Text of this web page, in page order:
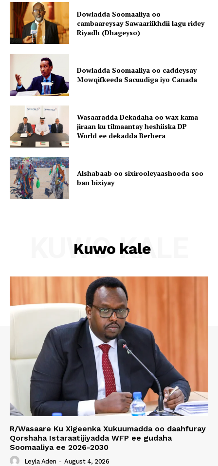
Dowladda Soomaaliya oo
cambaareysay Sawaariikhdii lagu ridey
Riyadh (Dhageyso)
Dowladda Soomaaliya oo caddeysay
Mowqifkeeda Sacuudiga iyo Canada
Wasaaradda Dekadaha oo wax kama
jiraan ku tilmaantay heshiiska DP
World ee dekadda Berbera
Alshabaab oo sixirooleyaashooda soo
ban bixiyay
Kuwo kale
KUWO KALE
R/Wasaare Ku Xigeenka Xukuumadda oo daahfuray
Qorshaha Istaraatijiyadda WFP ee gudaha
Soomaaliya ee 2026-2030
Leyla Aden - August 4, 2026